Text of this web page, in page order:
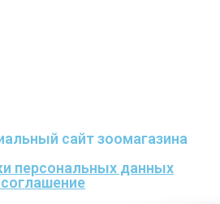
сайт зоомагазина
персональных данных